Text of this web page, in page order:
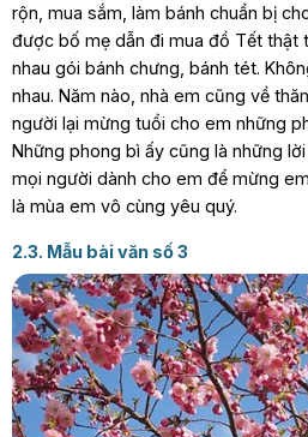
rộn, mua sắm, làm bánh chuẩn bị
được bố mẹ dẫn đi mua đồ Tết thật
nhau gói bánh chưng, bánh tét.
nhau. Năm nào, nhà em cũng về
người lại mừng tuổi cho em những
Những phong bì ấy cũng là những
mọi người dành cho em để mừng
là mùa em vô cùng yêu quý.
2.3. Mẫu bài văn số 3